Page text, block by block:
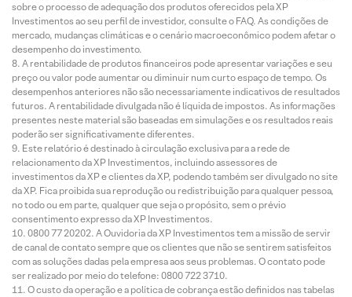
sobre o processo de adequação dos produtos oferecidos pela XP
Investimentos ao seu perfil de investidor, consulte o FAQ. As condições de
mercado, mudanças climáticas e o cenário macroeconômico podem afetar o
desempenho do investimento.
A rentabilidade de produtos financeiros pode apresentar variações e seu
preço ou valor pode aumentar ou diminuir num curto espaço de tempo. Os
desempenhos anteriores não são necessariamente indicativos de resultados
futuros. A rentabilidade divulgada não é líquida de impostos. As informações
presentes neste material são baseadas em simulações e os resultados reais
poderão ser significativamente diferentes.
Este relatório é destinado à circulação exclusiva para a rede de
relacionamento da XP Investimentos, incluindo assessores de
investimentos da XP e clientes da XP, podendo também ser divulgado no site
da XP. Fica proibida sua reprodução ou redistribuição para qualquer pessoa,
no todo ou em parte, qualquer que seja o propósito, sem o prévio
consentimento expresso da XP Investimentos.
0800 77 20202. A Ouvidoria da XP Investimentos tem a missão de servir
de canal de contato sempre que os clientes que não se sentirem satisfeitos
com as soluções dadas pela empresa aos seus problemas. O contato pode
ser realizado por meio do telefone: 0800 722 3710.
O custo da operação e a política de cobrança estão definidos nas tabelas